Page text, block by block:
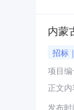
内蒙
招标
项目编
正文内
发布时